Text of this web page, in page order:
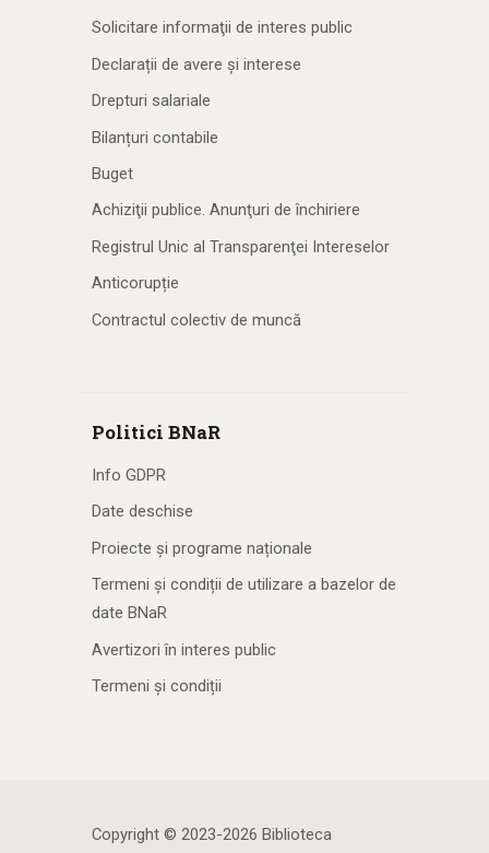
Solicitare informaţii de interes public
Declarații de avere și interese
Drepturi salariale
Bilanțuri contabile
Buget
Achiziţii publice. Anunţuri de închiriere
Registrul Unic al Transparenţei Intereselor
Anticorupție
Contractul colectiv de muncă
Politici BNaR
Info GDPR
Date deschise
Proiecte și programe naționale
Termeni și condiții de utilizare a bazelor de
date BNaR
Avertizori în interes public
Termeni și condiții
Copyright © 2023-2026 Biblioteca